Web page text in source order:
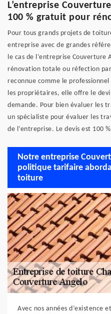
L’entreprise
100 % gratuit pour
Pour tous grands projets de
entreprise avec de grandes
le cas de l’entreprise Couverture
rénovation totale ou réfection
reconnue comme le
les propriétaires, elle offre le
demande. Pour bien évaluer les
un spécialiste pour évaluer les
de l’entreprise. Le devis est 100
Notre entreprise
politique tarifaire
toiture
Avec nos années d’existence